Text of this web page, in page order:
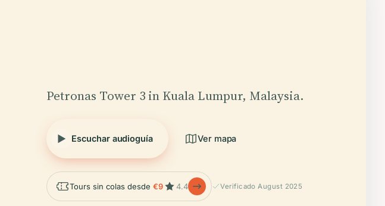
Petronas Tower 3 in Kuala Lumpur, Malaysia.
Escuchar audioguía Ver mapa
Tours sin colas desde€9 4.4 Verificado August 2025